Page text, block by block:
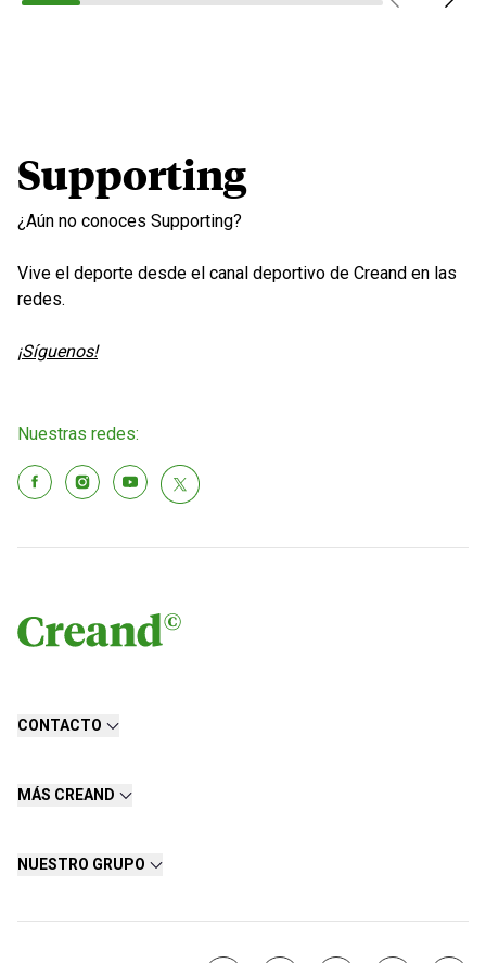
Supporting
¿Aún no conoces Supporting?
Vive el deporte desde el canal deportivo de Creand en las
redes.
¡Síguenos!
Nuestras redes:
CONTACTO
MÁS CREAND
NUESTRO GRUPO